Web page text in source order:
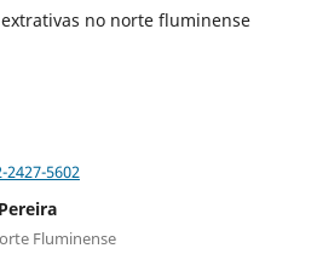
no norte fluminense
5602
Fluminense